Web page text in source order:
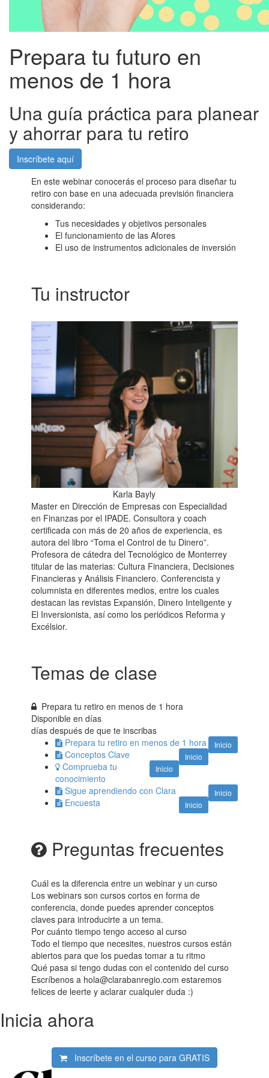
Prepara tu futuro en
menos de 1 hora
Una guía práctica para planear
y ahorrar para tu retiro
Inscríbete aquí
En este webinar conocerás el proceso para diseñar tu
retiro con base en una adecuada previsión financiera
considerando:
Tus necesidades y objetivos personales
El funcionamiento de las Afores
El uso de instrumentos adicionales de inversión
Tu instructor
Karla Bayly
Master en Dirección de Empresas con Especialidad
en Finanzas por el IPADE. Consultora y coach
certificada con más de 20 años de experiencia, es
autora del libro “Toma el Control de tu Dinero”.
Profesora de cátedra del Tecnológico de Monterrey
titular de las materias: Cultura Financiera, Decisiones
Financieras y Análisis Financiero. Conferencista y
columnista en diferentes medios, entre los cuales
destacan las revistas Expansión, Dinero Inteligente y
El Inversionista, así como los periódicos Reforma y
Excélsior.
Temas de clase
Prepara tu retiro en menos de 1 hora
Disponible endías
días después de que te inscribas
Inicio
Prepara tu retiro en menos de 1 hora
Inicio
Conceptos Clave
Inicio
Comprueba tu
conocimiento
Inicio
Sigue aprendiendo con Clara
Inicio
Encuesta
Preguntas frecuentes
Cuál es la diferencia entre un webinar y un curso
Los webinars son cursos cortos en forma de
conferencia, donde puedes aprender conceptos
claves para introducirte a un tema.
Por cuánto tiempo tengo acceso al curso
Todo el tiempo que necesites, nuestros cursos están
abiertos para que los puedas tomar a tu ritmo
Qué pasa si tengo dudas con el contenido del curso
Escríbenos a hola@clarabanregio.com estaremos
felices de leerte y aclarar cualquier duda :)
Inicia ahora
Inscríbete en el curso para GRATIS